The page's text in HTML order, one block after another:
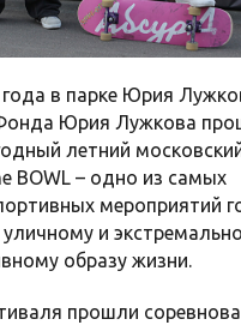
в парке Юрия
Юрия Лужкова
летний
BOWL – одно из самых
мероприятий
и
образу жизни.
прошли